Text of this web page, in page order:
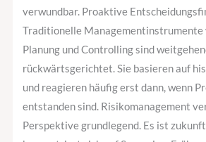
verwundbar. Proaktive
Traditionelle
Planung und Controlling sind
rückwärtsgerichtet. Sie basieren auf
und reagieren häufig erst dann, wenn
entstanden sind. Risikomanagement
Perspektive grundlegend. Es ist